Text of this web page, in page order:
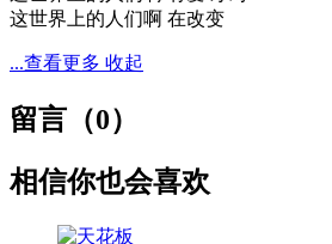
这世界上的人们啊 在改变
...查看更多 收起
留言（0）
相信你也会喜欢